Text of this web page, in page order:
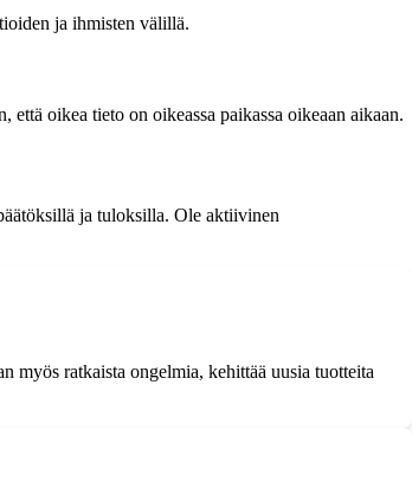
ja ihmisten välillä.
oikea tieto on oikeassa paikassa oikeaan aikaan.
ja tuloksilla. Ole aktiivinen
myös ratkaista ongelmia, kehittää uusia tuotteita